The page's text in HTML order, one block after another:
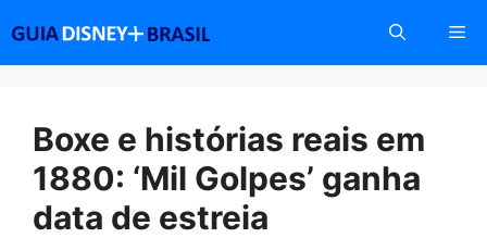
conteúdo
Boxe e histórias reais em
1880: ‘Mil Golpes’ ganha
data de estreia